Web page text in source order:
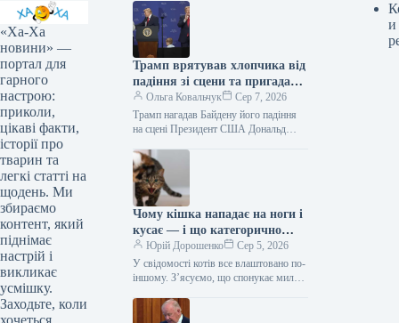
«Ха-Ха
новини» —
портал для
гарного
настрою:
приколи,
цікаві факти,
історії про
тварин та
легкі статті на
щодень. Ми
збираємо
контент, який
піднімає
настрій і
викликає
усмішку.
Заходьте, коли
хочеться
Трамп врятував хлопчика від
падіння зі сцени та пригадав
Байдена (відео)
Ольга Ковальчук
Сер 7, 2026
Трамп нагадав Байдену його падіння
на сцені Президент США Дональд
сцени та обмовився про…
Чому кішка нападає на ноги і
кусає — і що категорично
заборонено робити у відповідь
Юрій Дорошенко
Сер 5, 2026
У свідомості котів все влаштовано по-
іншому. З’ясуємо, що спонукає милу
домашнього бешкетника, і як
повернути спокій…
и